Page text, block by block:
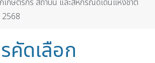
เกษตรกร สถาบัน และสหกรณ์ดีเด่นแห่งชาติ
คัดเลือก